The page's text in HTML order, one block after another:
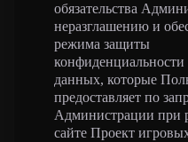
обязательства
неразглашению и
режима защиты
данных, которые
предоставляет по
Администрации при
сайте Проект